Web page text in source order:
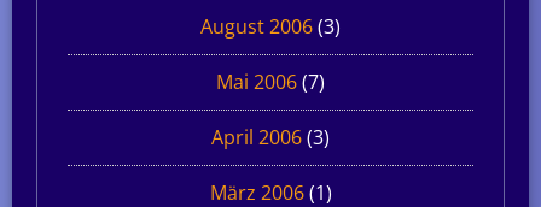
August 2006(3)
Mai 2006(7)
April 2006(3)
März 2006(1)